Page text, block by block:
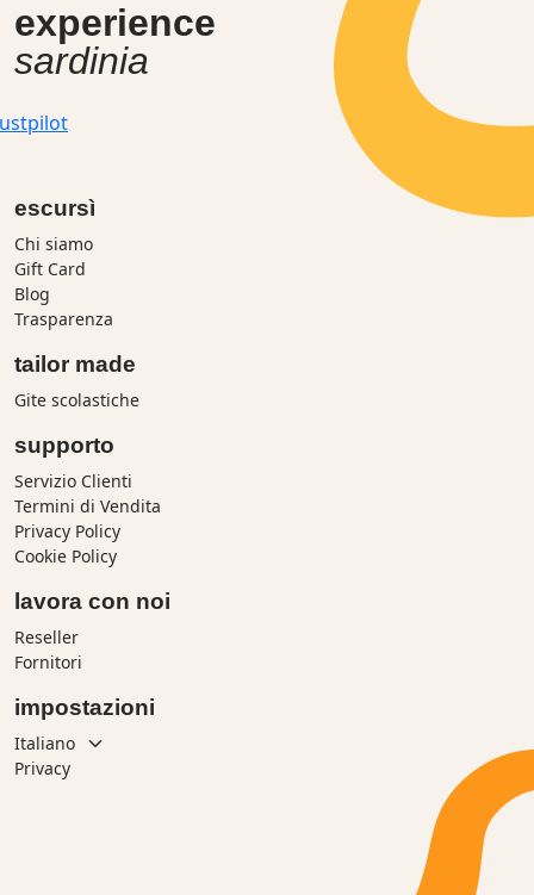
experience
sardinia
escursì
Chi siamo
Gift Card
Blog
Trasparenza
tailor made
Gite scolastiche
supporto
Servizio Clienti
Termini di Vendita
Privacy Policy
Cookie Policy
lavora con noi
Reseller
Fornitori
impostazioni
Privacy